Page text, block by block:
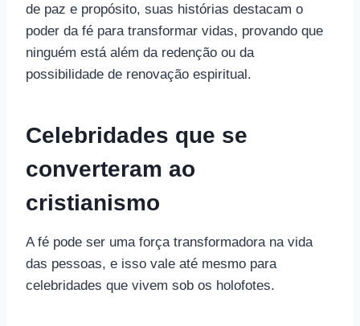
de paz e propósito, suas histórias destacam o
poder da fé para transformar vidas, provando que
ninguém está além da redenção ou da
possibilidade de renovação espiritual.
Celebridades que se
converteram ao
cristianismo
A fé pode ser uma força transformadora na vida
das pessoas, e isso vale até mesmo para
celebridades que vivem sob os holofotes.